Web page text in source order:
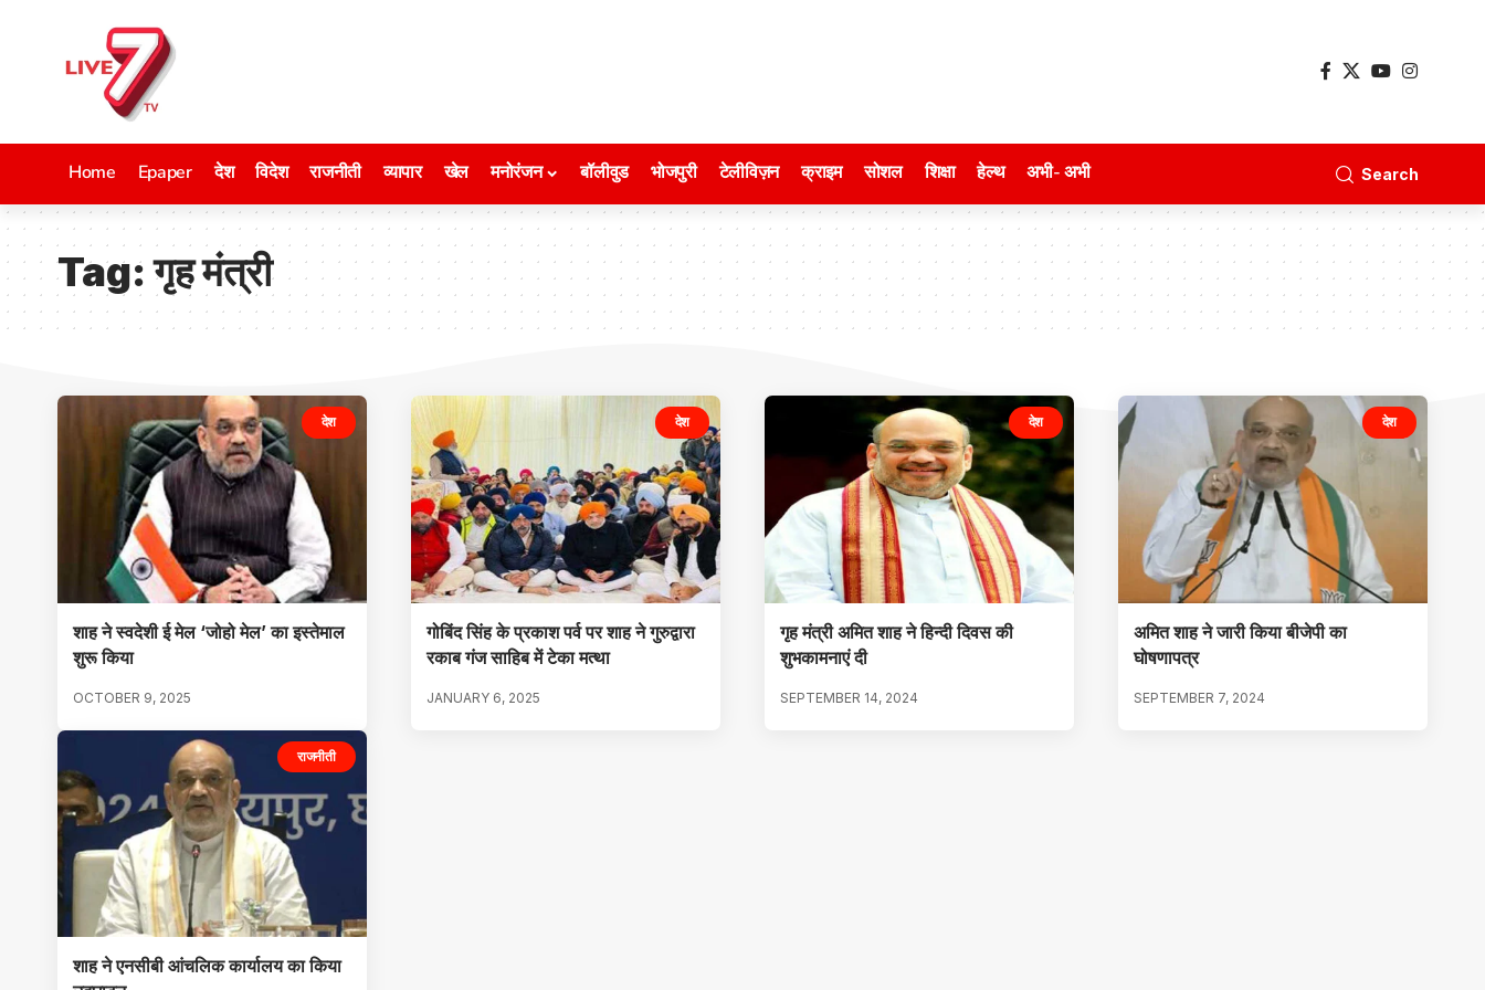
Home Epaper देश विदेश राजनीती व्यापार खेल मनोरंजन बॉलीवुड भोजपुरी टेलीविज़न क्राइम सोशल शिक्षा हेल्थ अभी- अभी Search
Tag:गृह मंत्री
देश
शाह ने स्वदेशी ई मेल ‘जोहो मेल’ का इस्तेमाल
शुरू किया
OCTOBER 9, 2025
देश
गोबिंद सिंह के प्रकाश पर्व पर शाह ने गुरुद्वारा
रकाब गंज साहिब में टेका मत्था
JANUARY 6, 2025
देश
गृह मंत्री अमित शाह ने हिन्दी दिवस की
शुभकामनाएं दी
SEPTEMBER 14, 2024
देश
अमित शाह ने जारी किया बीजेपी का
घोषणापत्र
SEPTEMBER 7, 2024
राजनीती
शाह ने एनसीबी आंचलिक कार्यालय का किया